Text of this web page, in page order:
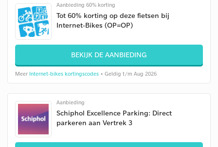
Aanbieding 60% korting
Tot 60% korting op deze fietsen bij
Internet-Bikes (OP=OP)
BEKIJK DE AANBIEDING
Meer Internet-bikes kortingscodes • Geldig t/m Aug 2026
Aanbieding
Schiphol Excellence Parking: Direct
parkeren aan Vertrek 3